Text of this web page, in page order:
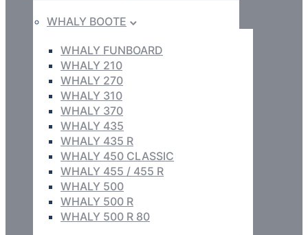
WHALY BOOTE
WHALY FUNBOARD
WHALY 210
WHALY 270
WHALY 310
WHALY 370
WHALY 435
WHALY 435 R
WHALY 450 CLASSIC
WHALY 455 / 455 R
WHALY 500
WHALY 500 R
WHALY 500 R 80